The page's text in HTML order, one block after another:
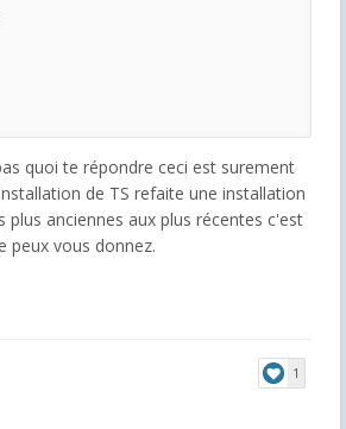
quoi te répondre ceci est surement
de TS refaite une installation
plus anciennes aux plus récentes c'est
peux vous donnez.
1